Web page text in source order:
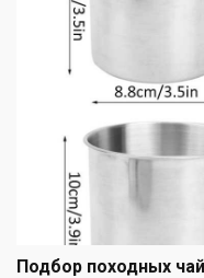
Подбор походных